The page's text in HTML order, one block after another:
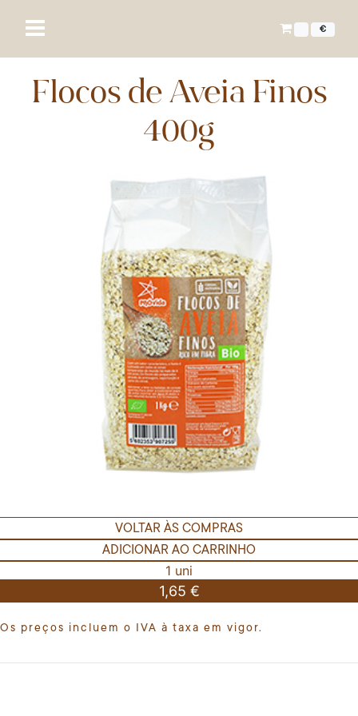
€
Flocos de Aveia Finos
400g
VOLTAR ÀS COMPRAS
ADICIONAR AO CARRINHO
1 uni
1,65 €
Os preços incluem o IVA à taxa em vigor.